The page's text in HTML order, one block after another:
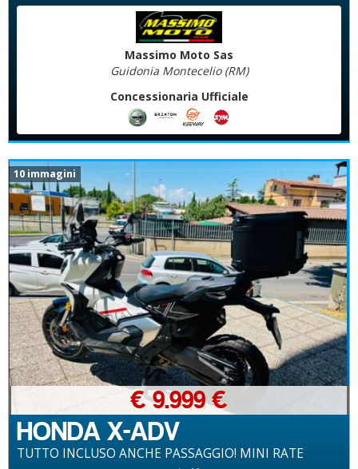
Massimo Moto Sas
Guidonia Montecelio (RM)
Concessionaria Ufficiale
10 immagini
HONDA X-ADV
TUTTO INCLUSO ANCHE PASSAGGIO! MINI RATE
€ 9.999 €